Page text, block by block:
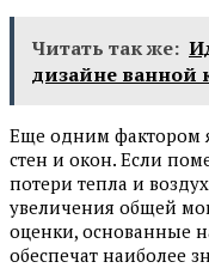
Читать так же:
дизайне ванной
Еще одним фактором
стен и окон. Если
потери тепла и
увеличения общей
оценки, основанные
обеспечат наиболее